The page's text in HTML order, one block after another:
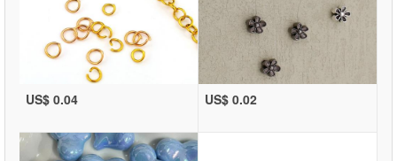
US$ 0.04 US$ 0.02